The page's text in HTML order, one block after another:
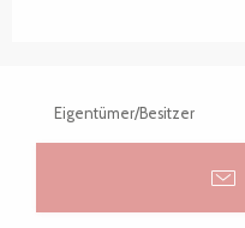
Eigentümer/Besitzer